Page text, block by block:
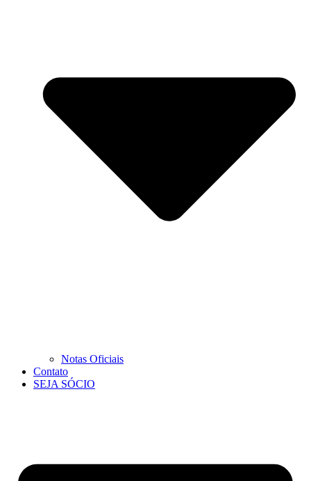
Notas Oficiais
Contato
SEJA SÓCIO